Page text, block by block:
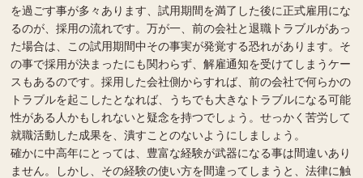
を過ごす事が多々あります、試用期間を満了した後に正式雇用にな
るのが、採用の流れです。万が一、前の会社と退職トラブルがあっ
た場合は、この試用期間中その事実が発覚する恐れがあります。そ
の事で採用が決まったにも関わらず、解雇通知を受けてしまうケー
スもあるのです。採用した会社側からすれば、前の会社で何らかの
トラブルを起こしたとなれば、うちでも大きなトラブルになる可能
性がある人かもしれないと疑念を持つでしょう。せっかく苦労して
就職活動した成果を、潰すことのないようにしましょう。
確かに中高年にとっては、豊富な経験が武器になる事は間違いあり
ません。しかし、その経験の使い方を間違ってしまうと、法律に触